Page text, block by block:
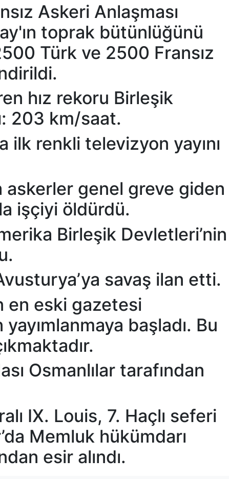
Askeri Anlaşması
toprak bütünlüğünü
Türk ve 2500 Fransız
hız rekoru Birleşik
203 km/saat.
ilk renkli televizyon yayını
askerler genel greve giden
işçiyi öldürdü.
Birleşik Devletleri’nin
savaş ilan etti.
en eski gazetesi
başladı. Bu
Osmanlılar tarafından
IX. Louis, 7. Haçlı seferi
Memluk hükümdarı
esir alındı.